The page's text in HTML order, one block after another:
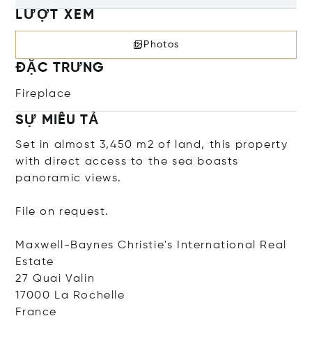
LƯỢT XEM
Photos
ĐẶC TRƯNG
Fireplace
SỰ MIÊU TẢ
Set in almost 3,450 m2 of land, this property
with direct access to the sea boasts
panoramic views.
File on request.
Maxwell-Baynes Christie's International Real
Estate
27 Quai Valin
17000 La Rochelle
France